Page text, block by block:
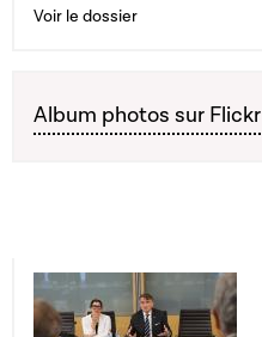
Voir le dossier
Album photos sur Flickr